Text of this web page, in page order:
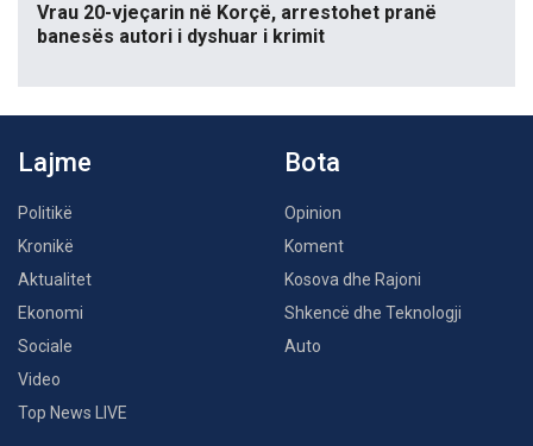
Vrau 20-vjeçarin në Korçë, arrestohet pranë
banesës autori i dyshuar i krimit
Lajme
Politikë
Kronikë
Aktualitet
Ekonomi
Sociale
Video
Top News LIVE
Bota
Opinion
Koment
Kosova dhe Rajoni
Shkencë dhe Teknologji
Auto